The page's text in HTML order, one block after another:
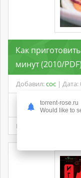
Как
минут (2010/PDF)
Добавил:coc | Дата:
Категория:
torrent-rose.ru
Would like to